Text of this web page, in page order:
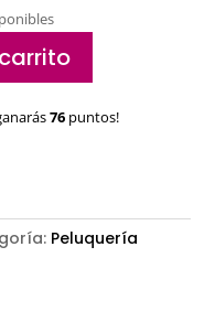
76 puntos!
Peluquería